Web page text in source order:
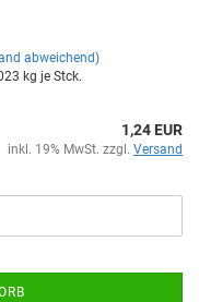
abweichend)
kg je Stck.
1,24 EUR
inkl. 19% MwSt. zzgl. Versand